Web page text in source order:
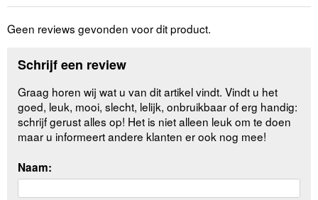
Geen reviews gevonden voor dit product.
Schrijf een review
Graag horen wij wat u van dit artikel vindt. Vindt u het
goed, leuk, mooi, slecht, lelijk, onbruikbaar of erg handig:
schrijf gerust alles op! Het is niet alleen leuk om te doen
maar u informeert andere klanten er ook nog mee!
Naam: